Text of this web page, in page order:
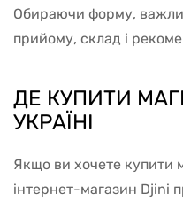
Обираючи форму,
прийому, склад і
ДЕ КУПИТИ
УКРАЇНІ
Якщо ви хочете купити
інтернет-магазин Djini